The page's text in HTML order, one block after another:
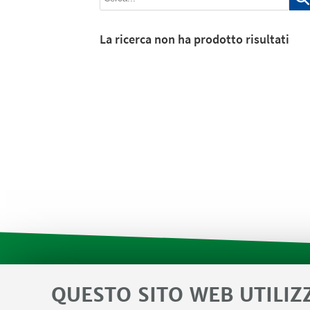
QUESTO SITO WEB
La ricerca non ha prodotto risultati
LINK UTILI Contatti Area riservata SVC e